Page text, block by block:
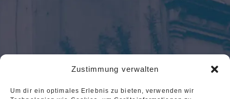
Zustimmung verwalten
Um dir ein optimales Erlebnis zu bieten, verwenden wir